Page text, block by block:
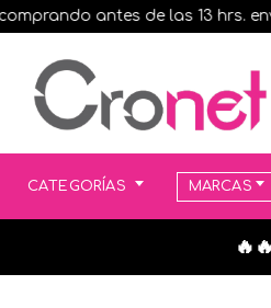
antes de las 13 hrs. envíos
CATEGORÍAS MARCAS